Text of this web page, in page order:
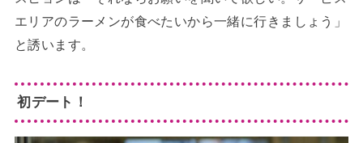
エリアのラーメンが食べたいから一緒に行きましょう」
と誘います。
初デート！